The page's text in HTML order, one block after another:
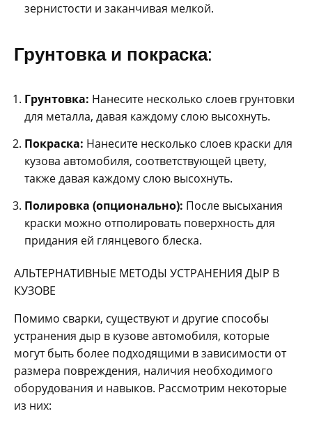
зернистости и заканчивая мелкой.
Грунтовка и покраска:
Грунтовка: Нанесите несколько слоев грунтовки
для металла, давая каждому слою высохнуть.
Покраска: Нанесите несколько слоев краски для
кузова автомобиля, соответствующей цвету,
также давая каждому слою высохнуть.
Полировка (опционально): После высыхания
краски можно отполировать поверхность для
придания ей глянцевого блеска.
АЛЬТЕРНАТИВНЫЕ МЕТОДЫ УСТРАНЕНИЯ ДЫР В
КУЗОВЕ
Помимо сварки, существуют и другие способы
устранения дыр в кузове автомобиля, которые
могут быть более подходящими в зависимости от
размера повреждения, наличия необходимого
оборудования и навыков. Рассмотрим некоторые
из них: